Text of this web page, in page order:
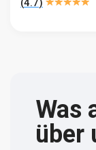
(4.7)
Was
über